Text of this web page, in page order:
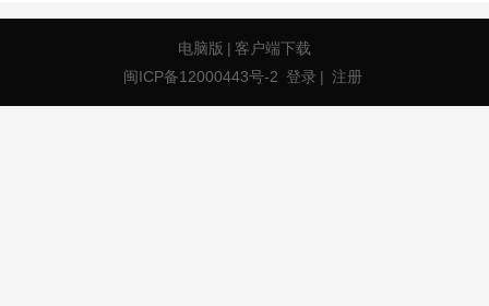
电脑版 | 客户端下载
闽ICP备12000443号-2 登录 | 注册